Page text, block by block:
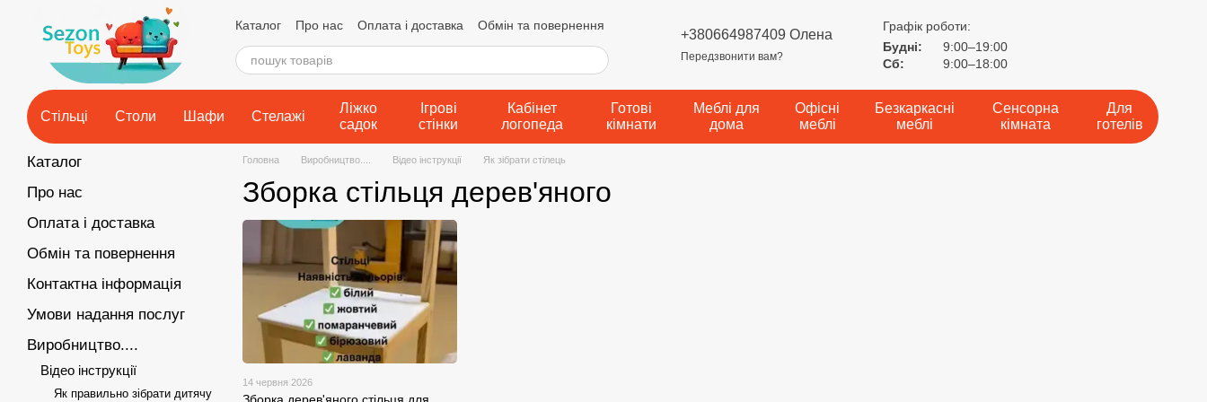
Перейти до основного контенту
Каталог Про нас Оплата і доставка
Обмін та повернення
Контактна інформація
Умови надання послуг
Виробництво....
+380664987409 Олена
Передзвонити вам?
Графік роботи:
Будні:
9:00–19:00
Сб:
9:00–18:00
Стільці Столи Шафи Стелажі
Ліжко
садок
Ігрові
стінки
Кабінет
логопеда
Готові
кімнати
Меблі для
дома
Офісні
меблі
Безкаркасні
меблі
Сенсорна
кімната
Для
готелів
Головна Виробництво.... Відео інструкції Як зібрати стілець
Зборка стільця дерев'яного
14 червня 2026
Зборка дерев'яного стільця для
Каталог
Про нас
Оплата і доставка
Обмін та повернення
Контактна інформація
Умови надання послуг
Виробництво....
Відео інструкції
Як правильно зібрати дитячу